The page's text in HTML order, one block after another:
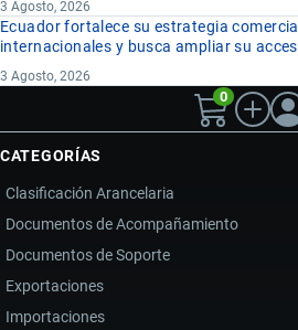
3 Agosto, 2026
Ecuador fortalece su estrategia
internacionales y busca ampliar su
3 Agosto, 2026
0
CATEGORÍAS
Clasificación Arancelaria
Documentos de Acompañamiento
Documentos de Soporte
Exportaciones
Importaciones